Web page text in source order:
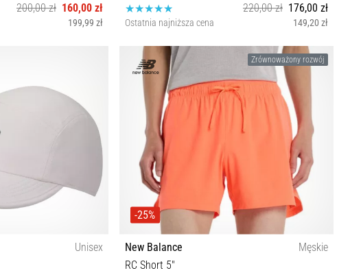
200,00 zł 160,00 zł
199,99 zł
220,00 zł 176,00 zł
Ostatnia najniższa cena 149,20 zł
Unisex
Zrównoważony rozwój
-25%
New Balance
Męskie
RC Short 5"